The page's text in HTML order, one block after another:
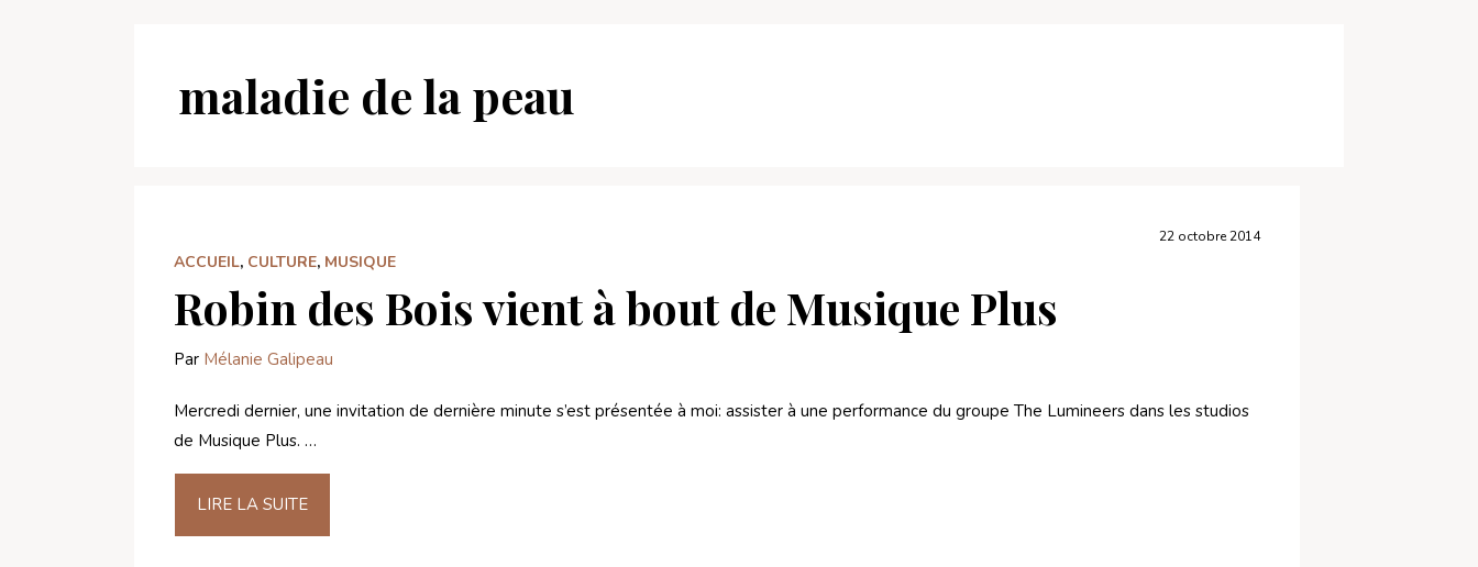
maladie de la peau
22 octobre 2014
ACCUEIL, CULTURE, MUSIQUE
Robin des Bois vient à bout de Musique Plus
Par Mélanie Galipeau
Mercredi dernier, une invitation de dernière minute s’est présentée à moi: assister à une performance du groupe The Lumineers dans les studios
de Musique Plus. …
LIRE LA SUITE